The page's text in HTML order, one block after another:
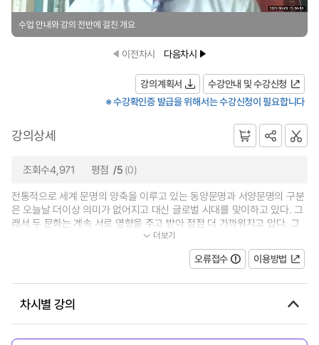
수업 안내와 강의 전반에 걸친 개요
이전차시 다음차시
강의계획서
수강안내 및 수강신청
※ 수강확인증 발급을 위해서는 수강신청이 필요합니다
강의상세
조회수4,971 평점 /5 (0)
전통적으로 세계 문명의 양축을 이루고 있는 동양문명과 서양문명의 구분
은 오늘날 더이상 의미가 없어지고 대신 글로벌 시대를 맞이하고 있다. 그
래서 두 문화는 계속 서로 영향을 주고 받아 점점 더 가까워지고 있다. 그
런 점에서 글로벌 시대를 맞이하여...더보기
오류접수 이용방법
차시별 강의